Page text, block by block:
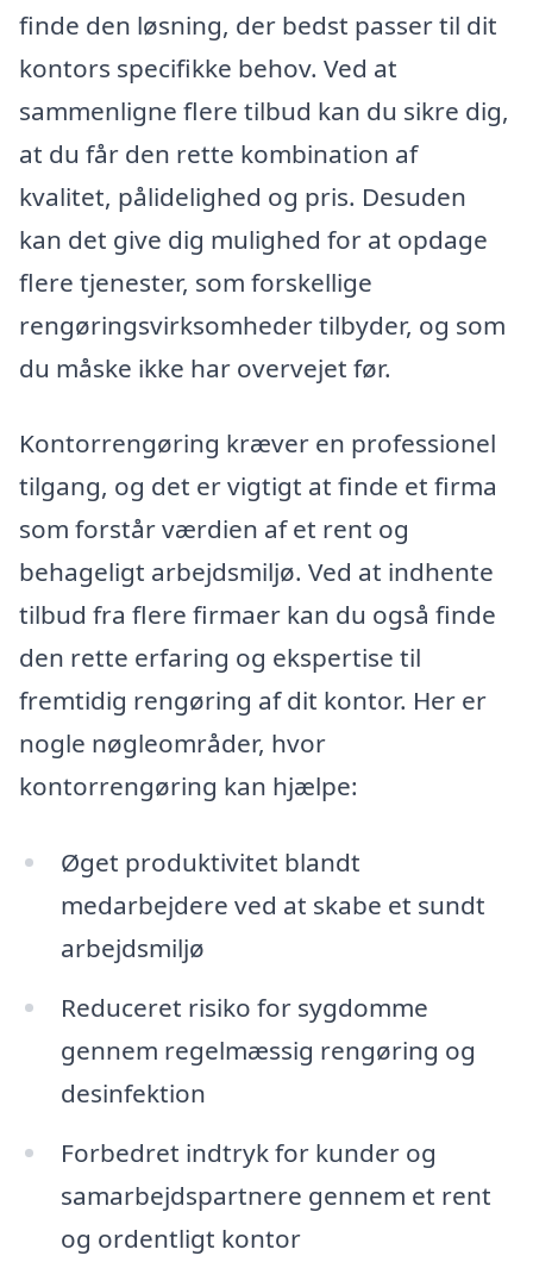
finde den løsning, der bedst passer til dit
kontors specifikke behov. Ved at
sammenligne flere tilbud kan du sikre dig,
at du får den rette kombination af
kvalitet, pålidelighed og pris. Desuden
kan det give dig mulighed for at opdage
flere tjenester, som forskellige
rengøringsvirksomheder tilbyder, og som
du måske ikke har overvejet før.
Kontorrengøring kræver en professionel
tilgang, og det er vigtigt at finde et firma
som forstår værdien af et rent og
behageligt arbejdsmiljø. Ved at indhente
tilbud fra flere firmaer kan du også finde
den rette erfaring og ekspertise til
fremtidig rengøring af dit kontor. Her er
nogle nøgleområder, hvor
kontorrengøring kan hjælpe:
Øget produktivitet blandt
medarbejdere ved at skabe et sundt
arbejdsmiljø
Reduceret risiko for sygdomme
gennem regelmæssig rengøring og
desinfektion
Forbedret indtryk for kunder og
samarbejdspartnere gennem et rent
og ordentligt kontor